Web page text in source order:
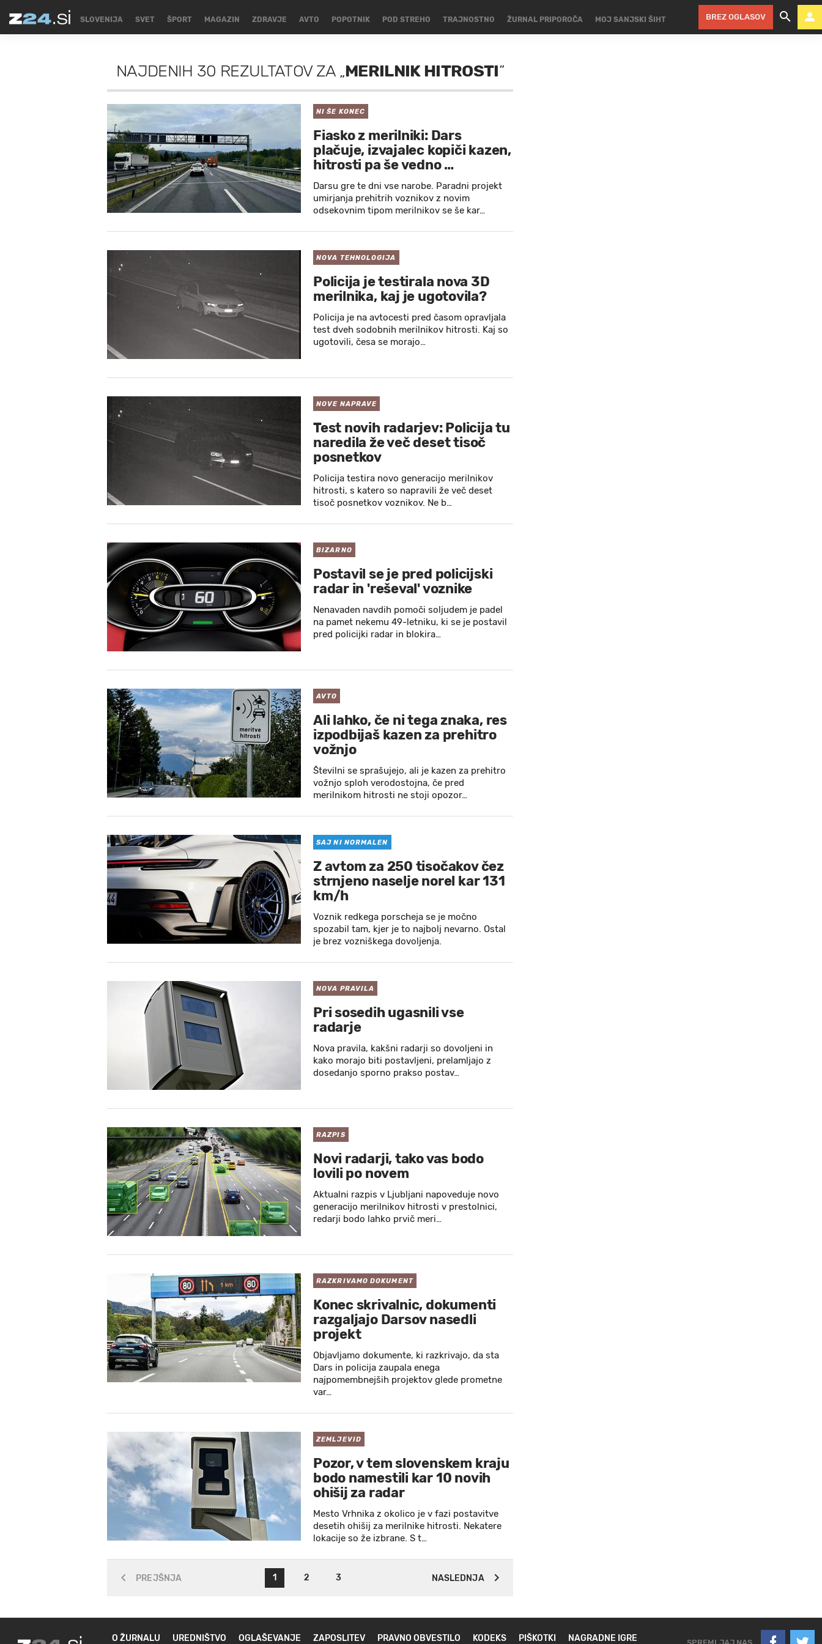
SLOVENIJA SVET ŠPORT MAGAZIN ZDRAVJE AVTO POPOTNIK POD STREHO TRAJNOSTNO ŽURNAL PRIPOROČA MOJ SANJSKI ŠIHT BREZ OGLASOV
NAJDENIH 30 REZULTATOVZA„MERILNIK HITROSTI”
NI ŠE KONEC
Fiasko z merilniki: Dars
plačuje, izvajalec kopiči kazen,
hitrosti pa še vedno …
Darsu gre te dni vse narobe. Paradni projekt
umirjanja prehitrih voznikov z novim
odsekovnim tipom merilnikov se še kar…
NOVA TEHNOLOGIJA
Policija je testirala nova 3D
merilnika, kaj je ugotovila?
Policija je na avtocesti pred časom opravljala
test dveh sodobnih merilnikov hitrosti. Kaj so
ugotovili, česa se morajo…
NOVE NAPRAVE
Test novih radarjev: Policija tu
naredila že več deset tisoč
posnetkov
Policija testira novo generacijo merilnikov
hitrosti, s katero so napravili že več deset
tisoč posnetkov voznikov. Ne b…
BIZARNO
Postavil se je pred policijski
radar in 'reševal' voznike
Nenavaden navdih pomoči soljudem je padel
na pamet nekemu 49-letniku, ki se je postavil
pred policijki radar in blokira…
AVTO
Ali lahko, če ni tega znaka, res
izpodbijaš kazen za prehitro
vožnjo
Številni se sprašujejo, ali je kazen za prehitro
vožnjo sploh verodostojna, če pred
merilnikom hitrosti ne stoji opozor…
SAJ NI NORMALEN
Z avtom za 250 tisočakov čez
strnjeno naselje norel kar 131
km/h
Voznik redkega porscheja se je močno
spozabil tam, kjer je to najbolj nevarno. Ostal
je brez vozniškega dovoljenja.
NOVA PRAVILA
Pri sosedih ugasnili vse
radarje
Nova pravila, kakšni radarji so dovoljeni in
kako morajo biti postavljeni, prelamljajo z
dosedanjo sporno prakso postav…
RAZPIS
Novi radarji, tako vas bodo
lovili po novem
Aktualni razpis v Ljubljani napoveduje novo
generacijo merilnikov hitrosti v prestolnici,
redarji bodo lahko prvič meri…
RAZKRIVAMO DOKUMENT
Konec skrivalnic, dokumenti
razgaljajo Darsov nasedli
projekt
Objavljamo dokumente, ki razkrivajo, da sta
Dars in policija zaupala enega
najpomembnejših projektov glede prometne
var…
ZEMLJEVID
Pozor, v tem slovenskem kraju
bodo namestili kar 10 novih
ohišij za radar
Mesto Vrhnika z okolico je v fazi postavitve
desetih ohišij za merilnike hitrosti. Nekatere
lokacije so že izbrane. S t…
PREJŠNJA 1 2 3 NASLEDNJA
O ŽURNALU UREDNIŠTVO OGLAŠEVANJE ZAPOSLITEV PRAVNO OBVESTILO KODEKS PIŠKOTKI NAGRADNE IGRE SPREMLJAJ NAS